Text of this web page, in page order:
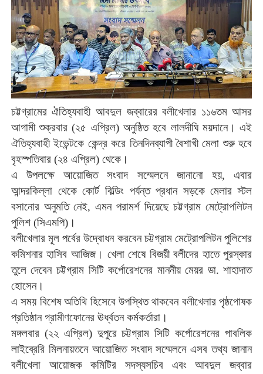
চট্টগ্রামের ঐতিহ্যবাহী আবদুল জব্বারের বলীখেলার ১১৬তম আসর
আগামী শুক্রবার (২৫ এপ্রিল)অনুষ্ঠিত হবে লালদীঘি ময়দানে। এই
ঐতিহ্যবাহী ইভেন্টকে কেন্দ্র করে তিনদিনব্যাপী বৈশাখী মেলা শুরু হবে
বৃহস্পতিবার(২৪ এপ্রিল) থেকে।
এ
উপলক্ষে আয়োজিত সংবাদ সম্মেলনে জানানো হয়,এবার
আন্দরকিল্লা থেকে কোর্ট বিল্ডিং পর্যন্ত প্রধান সড়কে মেলার স্টল
বসানোর অনুমতি নেই,এমন পরামর্শ দিয়েছে চট্টগ্রাম মেট্রোপলিটন
পুলিশ(সিএমপি)।
বলীখেলার মূল পর্বের উদ্বোধন করবেন চট্টগ্রাম মেট্রোপলিটন পুলিশের
কমিশনার হাসিব আজিজ। খেলা শেষে বিজয়ী বলীদের হাতে পুরস্কার
তুলে দেবেন চট্টগ্রাম সিটি কর্পোরেশনের মাননীয় মেয়র ডা.শাহাদাত
হোসেন।
এ সময় বিশেষ অতিথি হিসেবে উপস্থিত থাকবেন বলীখেলার পৃষ্ঠপোষক
প্রতিষ্ঠান গ্রামীণফোনের ঊর্ধ্বতন কর্মকর্তারা।
মঙ্গলবার(২২ এপ্রিল) দুপুরে চট্টগ্রাম সিটি কর্পোরেশনের পাবলিক
লাইব্রেরি মিলনায়তনে আয়োজিত সংবাদ সম্মেলনে এসব তথ্য জানান
বলীখেলা
আয়োজক কমিটির সদস্যসচিব এবং আবদুল
জব্বার